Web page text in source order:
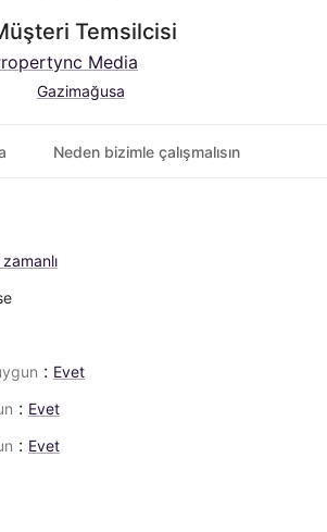
Temsilcisi
Media
Gazimağusa
Neden bizimle çalışmalısın
: Evet
: Evet
: Evet